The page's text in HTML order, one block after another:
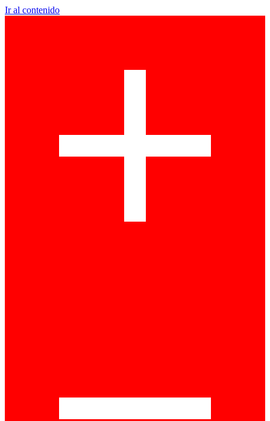
Ir al contenido